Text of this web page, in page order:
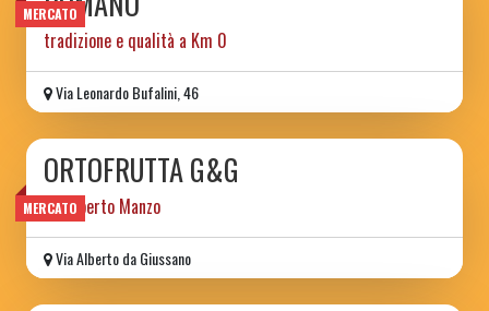
MERCATO
tradizione e qualità a Km 0
Via Leonardo Bufalini, 46
MERCATO
ORTOFRUTTA G&G
di Roberto Manzo
Via Alberto da Giussano